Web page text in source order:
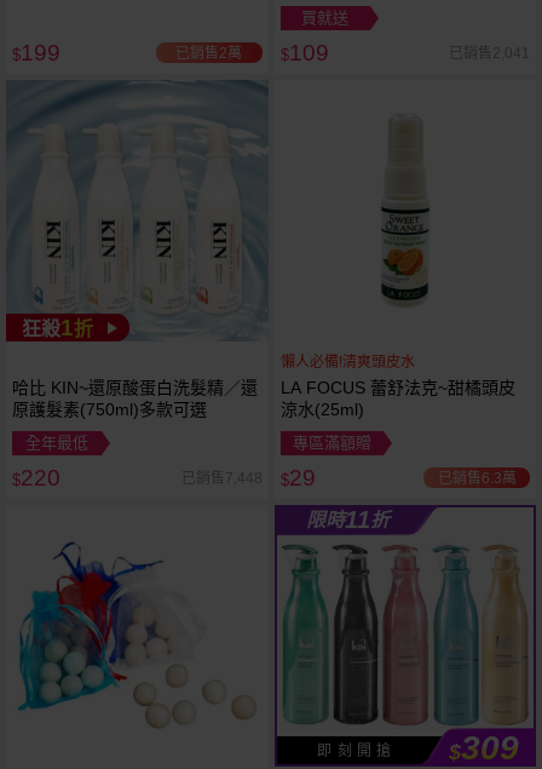
$199 已銷售2萬
買就送
$109 已銷售2,041
狂殺1折
哈比 KIN~還原酸蛋白洗髮精／還
原護髮素(750ml)多款可選
全年最低
$220 已銷售7,448
懶人必備!清爽頭皮水
LA FOCUS 蕾舒法克~甜橘頭皮
涼水(25ml)
專區滿額贈
$29 已銷售6.3萬
限時11折
即 刻 開 搶 $309